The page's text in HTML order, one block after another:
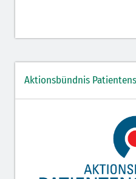
Aktionsbündnis